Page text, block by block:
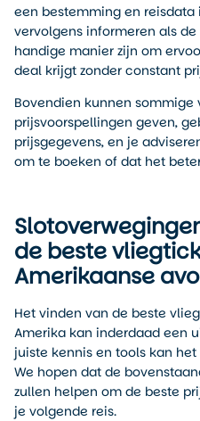
een bestemming en reisdata
vervolgens informeren als
handige manier zijn om
deal krijgt zonder constant
Bovendien kunnen sommige
prijsvoorspellingen geven,
prijsgegevens, en je
om te boeken of dat het
de beste
Amerikaanse
Het vinden van de beste
Amerika kan inderdaad een
juiste kennis en tools kan
We hopen dat de
zullen helpen om de beste
je volgende reis.